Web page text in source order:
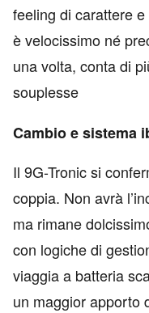
feeling di carattere
è velocissimo né
una volta, conta di
souplesse
Cambio e sistema
Il 9G-Tronic si
coppia. Non avrà
ma rimane
con logiche di
viaggia a batteria
un maggior apporto